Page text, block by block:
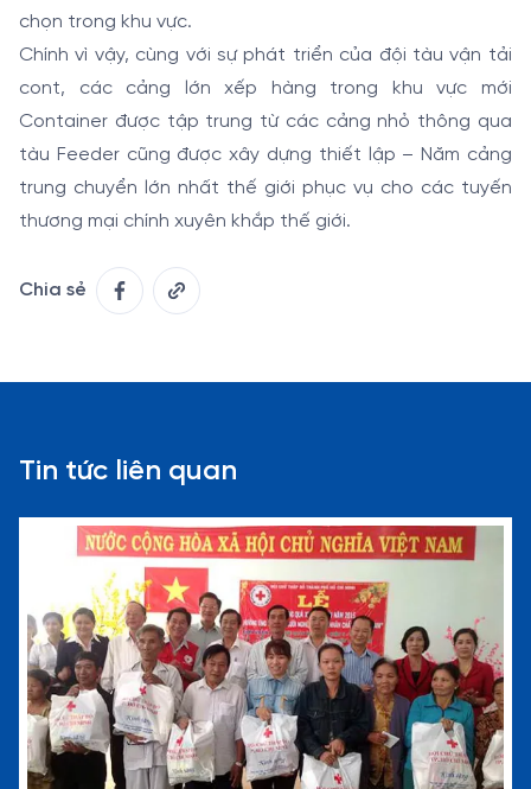
chọn trong khu vực.
Chính vì vậy, cùng với sự phát triển của đội tàu vận tải
cont, các cảng lớn xếp hàng trong khu vực mới
Container được tập trung từ các cảng nhỏ thông qua
tàu Feeder cũng được xây dựng thiết lập – Năm cảng
trung chuyển lớn nhất thế giới phục vụ cho các tuyến
thương mại chính xuyên khắp thế giới.
Chia sẻ
Tin tức liên quan